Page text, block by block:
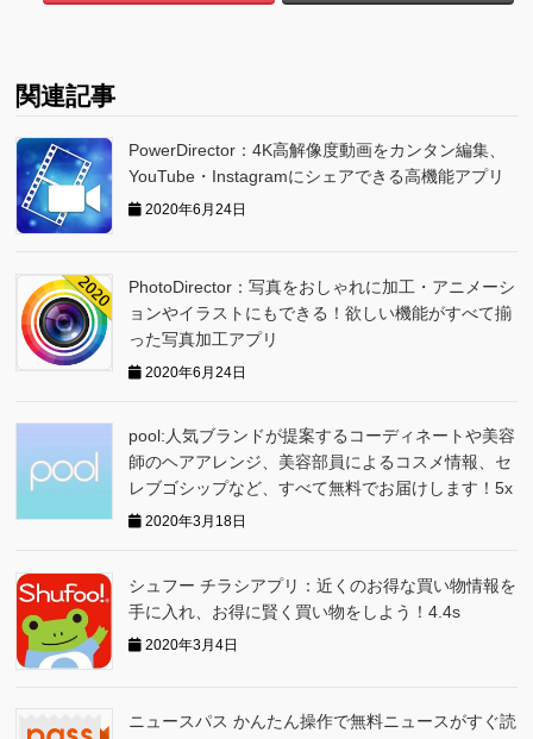
関連記事
PowerDirector：4K高解像度動画をカンタン編集、
YouTube・Instagramにシェアできる高機能アプリ
2020年6月24日
PhotoDirector：写真をおしゃれに加工・アニメーシ
ョンやイラストにもできる！欲しい機能がすべて揃
った写真加工アプリ
2020年6月24日
pool:人気ブランドが提案するコーディネートや美容
師のヘアアレンジ、美容部員によるコスメ情報、セ
レブゴシップなど、すべて無料でお届けします！5x
2020年3月18日
シュフー チラシアプリ：近くのお得な買い物情報を
手に入れ、お得に賢く買い物をしよう！4.4s
2020年3月4日
ニュースパス かんたん操作で無料ニュースがすぐ読